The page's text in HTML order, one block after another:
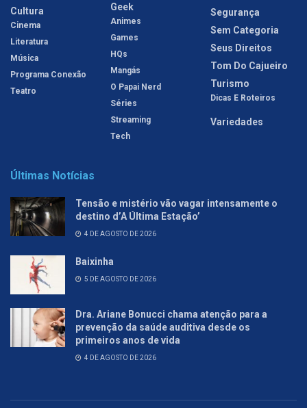
Cultura
Cinema
Literatura
Música
Programa Conexão
Teatro
Geek
Animes
Games
HQs
Mangás
O Papai Nerd
Séries
Streaming
Tech
Segurança
Sem Categoria
Seus Direitos
Tom Do Cajueiro
Turismo
Dicas E Roteiros
Variedades
Últimas Notícias
Tensão e mistério vão vagar intensamente o
destino d’A Última Estação’
4 DE AGOSTO DE 2026
Baixinha
5 DE AGOSTO DE 2026
Dra. Ariane Bonucci chama atenção para a
prevenção da saúde auditiva desde os
primeiros anos de vida
4 DE AGOSTO DE 2026